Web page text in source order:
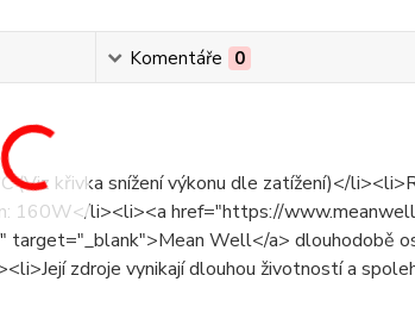
Komentáře 0
(Viz křivka snížení výkonu dle zatížení)</
160W</li><li><a href="https://
Well</a> dlouhodobě
zdroje vynikají dlouhou životností a